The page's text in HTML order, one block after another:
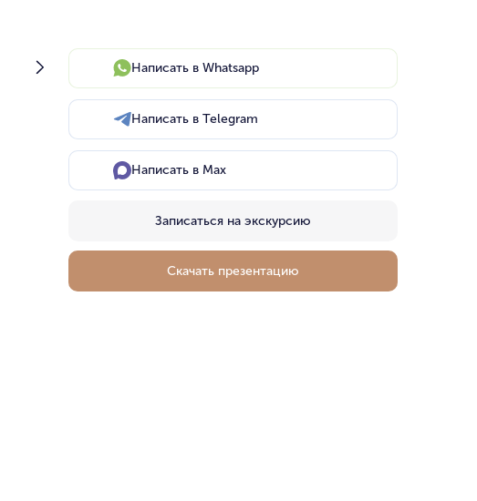
Написать в Whatsapp
Написать в Telegram
Написать в Max
Записаться на экскурсию
Скачать презентацию